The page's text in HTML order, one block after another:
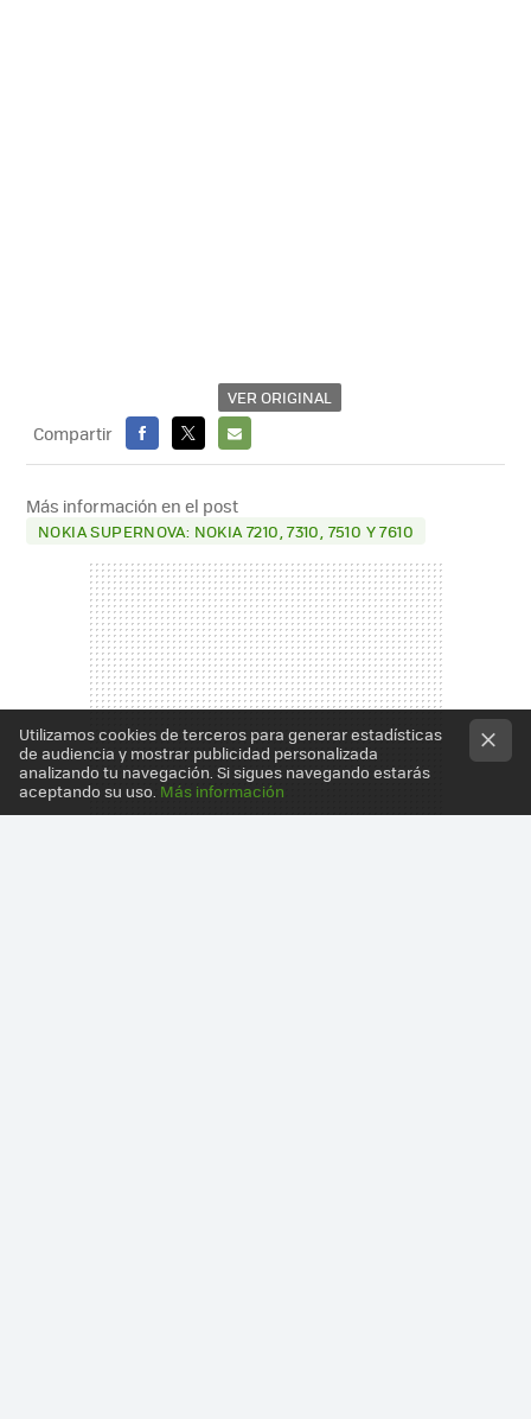
VER ORIGINAL
Compartir
FACEBOOK
X
E-
MAIL
Más información en el post
NOKIA SUPERNOVA: NOKIA 7210, 7310, 7510 Y 7610
Utilizamos cookies de terceros para generar estadísticas
de audiencia y mostrar publicidad personalizada
analizando tu navegación. Si sigues navegando estarás
aceptando su uso. Más información